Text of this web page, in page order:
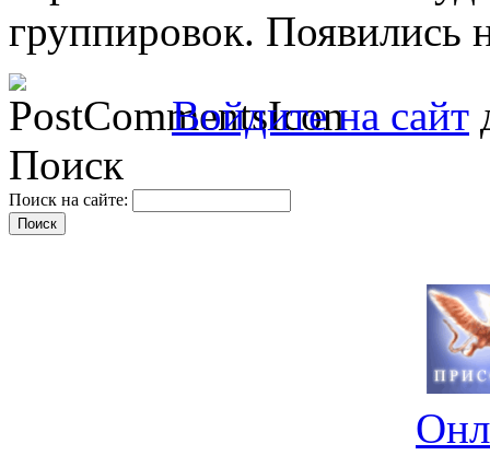
группировок. Появились
Войдите на сайт
Поиск
Поиск на сайте: